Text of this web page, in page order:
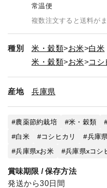
常温便
複数注文すると送料がま
種別 米・穀類 お米
白米
米・穀類
お米 コシ
産地 兵庫県
農薬節約栽培 米・穀類
白米
コシヒカリ 兵庫
兵庫県xお米
兵庫県xコシ
賞味期限 / 保存方法
発送から30日間